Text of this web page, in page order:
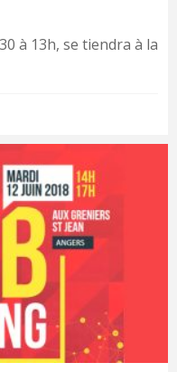
à 13h, se tiendra à la